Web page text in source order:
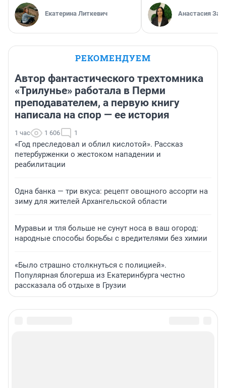
Екатерина Литкевич Анастасия
РЕКОМЕНДУЕМ
Автор фантастического трехтомника
«Трилунье» работала в Перми
преподавателем, а первую книгу
написала на спор — ее история
1 час 1 606 1
«Год преследовал и облил кислотой». Рассказ
петербурженки о жестоком нападении и
реабилитации
Одна банка — три вкуса: рецепт овощного ассорти на
зиму для жителей Архангельской области
Муравьи и тля больше не сунут носа в ваш огород:
народные способы борьбы с вредителями без химии
«Было страшно столкнуться с полицией».
Популярная блогерша из Екатеринбурга честно
рассказала об отдыхе в Грузии